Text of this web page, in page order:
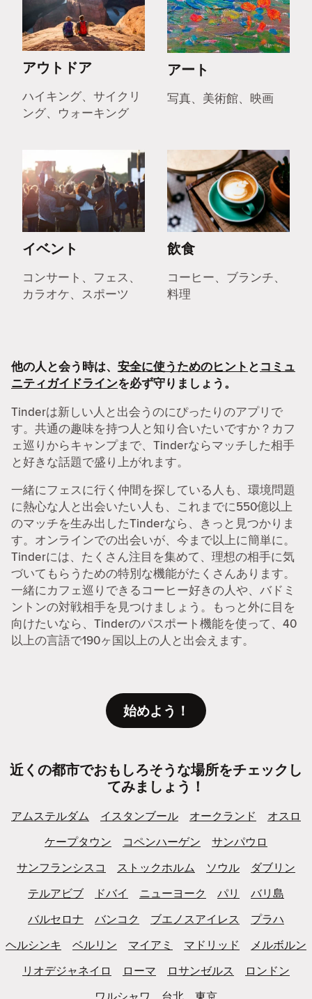
アウトドア
ハイキング、サイクリ
ング、ウォーキング
アート
写真、美術館、映画
イベント
コンサート、フェス、
カラオケ、スポーツ
飲食
コーヒー、ブランチ、
料理
他の人と会う時は、安全に使うためのヒント と コミュ
ニティガイドラインを必ず守りましょう。
Tinderは新しい人と出会うのにぴったりのアプリで
す。共通の趣味を持つ人と知り合いたいですか？カフ
ェ巡りからキャンプまで、Tinderならマッチした相手
と好きな話題で盛り上がれます。
一緒にフェスに行く仲間を探している人も、環境問題
に熱心な人と出会いたい人も、これまでに550億以上
のマッチを生み出したTinderなら、きっと見つかりま
す。オンラインでの出会いが、今まで以上に簡単に。
Tinderには、たくさん注目を集めて、理想の相手に気
づいてもらうための特別な機能がたくさんあります。
一緒にカフェ巡りできるコーヒー好きの人や、バドミ
ントンの対戦相手を見つけましょう。もっと外に目を
向けたいなら、Tinderのパスポート機能を使って、40
以上の言語で190ヶ国以上の人と出会えます。
始めよう！
近くの都市でおもしろそうな場所をチェックし
てみましょう！
アムステルダム イスタンブール オークランド
オスロ
ケープタウン
コペンハーゲン
サンパウロ
サンフランシスコ
ストックホルム ソウル
ダブリン
テルアビブ
ドバイ ニューヨーク パリ
バリ島
バルセロナ
バンコク ブエノスアイレス
プラハ
ヘルシンキ
ベルリン マイアミ マドリッド
メルボルン
リオデジャネイロ
ローマ ロサンゼルス
ロンドン
ワルシャワ
台北 東京